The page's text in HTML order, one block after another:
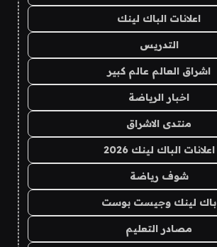
اعلانات الباك لينك
التدريس
اشراق العالم عالم كبير
اخبار الرياضة
منتدى الاشراق
اعلانات الباك لينك 2026
شوف رياضة
باك لينك وجيست بوست
مصادر التعليم